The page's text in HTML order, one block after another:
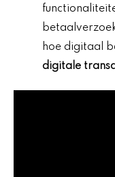
hoe digitaal
digitale